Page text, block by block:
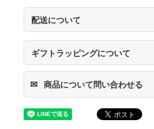
配送について
ギフトラッピングについて
✉ 商品について問い合わせる